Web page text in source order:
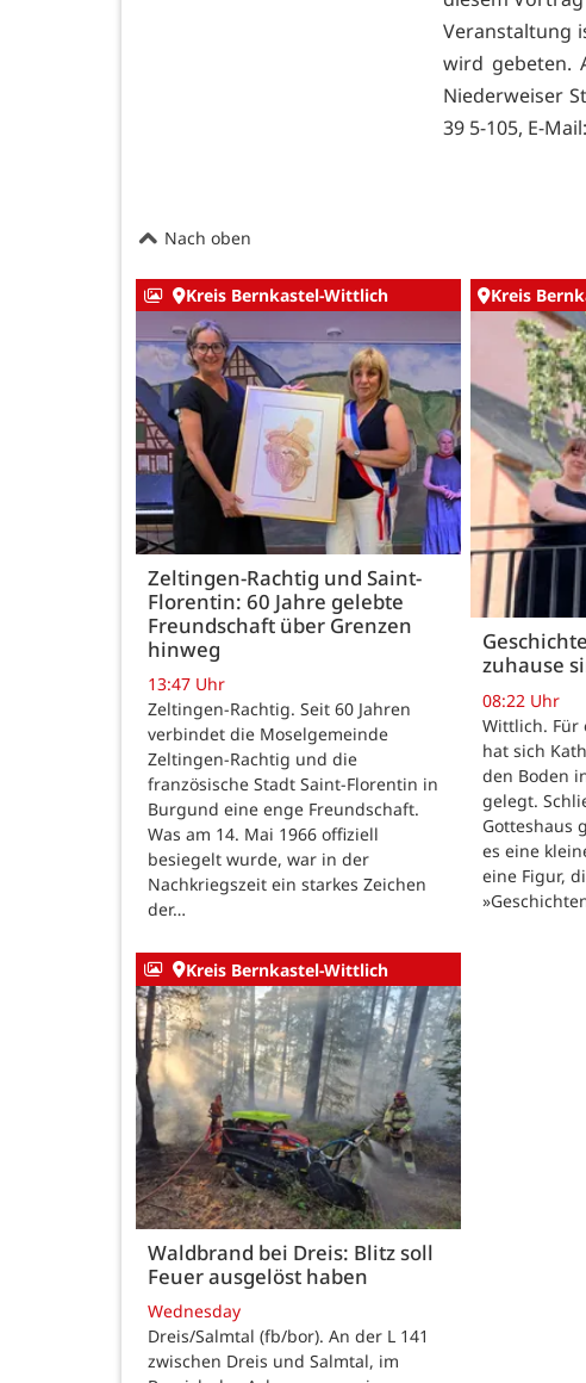
Veranstaltung
wird gebeten.
Niederweiser
39 5-105, E-
Nach oben
Kreis Bernkastel-Wittlich
Zeltingen-Rachtig und Saint-
Florentin: 60 Jahre gelebte
Freundschaft über Grenzen
hinweg
13:47 Uhr
Zeltingen-Rachtig. Seit 60 Jahren
verbindet die Moselgemeinde
Zeltingen-Rachtig und die
französische Stadt Saint-Florentin in
Burgund eine enge Freundschaft.
Was am 14. Mai 1966 offiziell
besiegelt wurde, war in der
Nachkriegszeit ein starkes Zeichen
der…
Kreis
zuhause
08:22 Uhr
Wittlich. Für
hat sich
den Boden
gelegt.
Gotteshaus
es eine
eine Figur,
Kreis Bernkastel-Wittlich
Waldbrand bei Dreis: Blitz soll
Feuer ausgelöst haben
Wednesday
Dreis/Salmtal (fb/bor). An der L 141
zwischen Dreis und Salmtal, im